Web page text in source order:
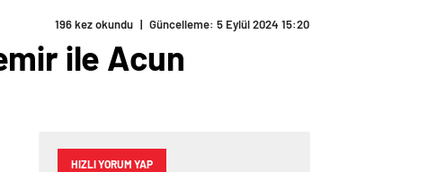
196 kez okundu | Güncelleme: 5 Eylül 2024 15:20
ile Acun
HIZLI YORUM YAP